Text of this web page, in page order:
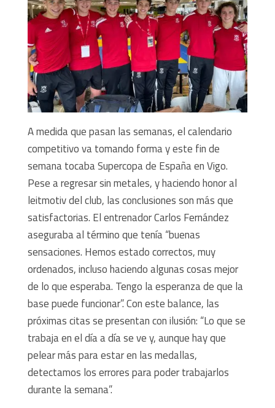
A medida que pasan las semanas, el calendario
competitivo va tomando forma y este fin de
semana tocaba Supercopa de España en Vigo.
Pese a regresar sin metales, y haciendo honor al
leitmotiv del club, las conclusiones son más que
satisfactorias. El entrenador Carlos Fernández
aseguraba al término que tenía “buenas
sensaciones. Hemos estado correctos, muy
ordenados, incluso haciendo algunas cosas mejor
de lo que esperaba. Tengo la esperanza de que la
base puede funcionar”. Con este balance, las
próximas citas se presentan con ilusión: “Lo que se
trabaja en el día a día se ve y, aunque hay que
pelear más para estar en las medallas,
detectamos los errores para poder trabajarlos
durante la semana”.